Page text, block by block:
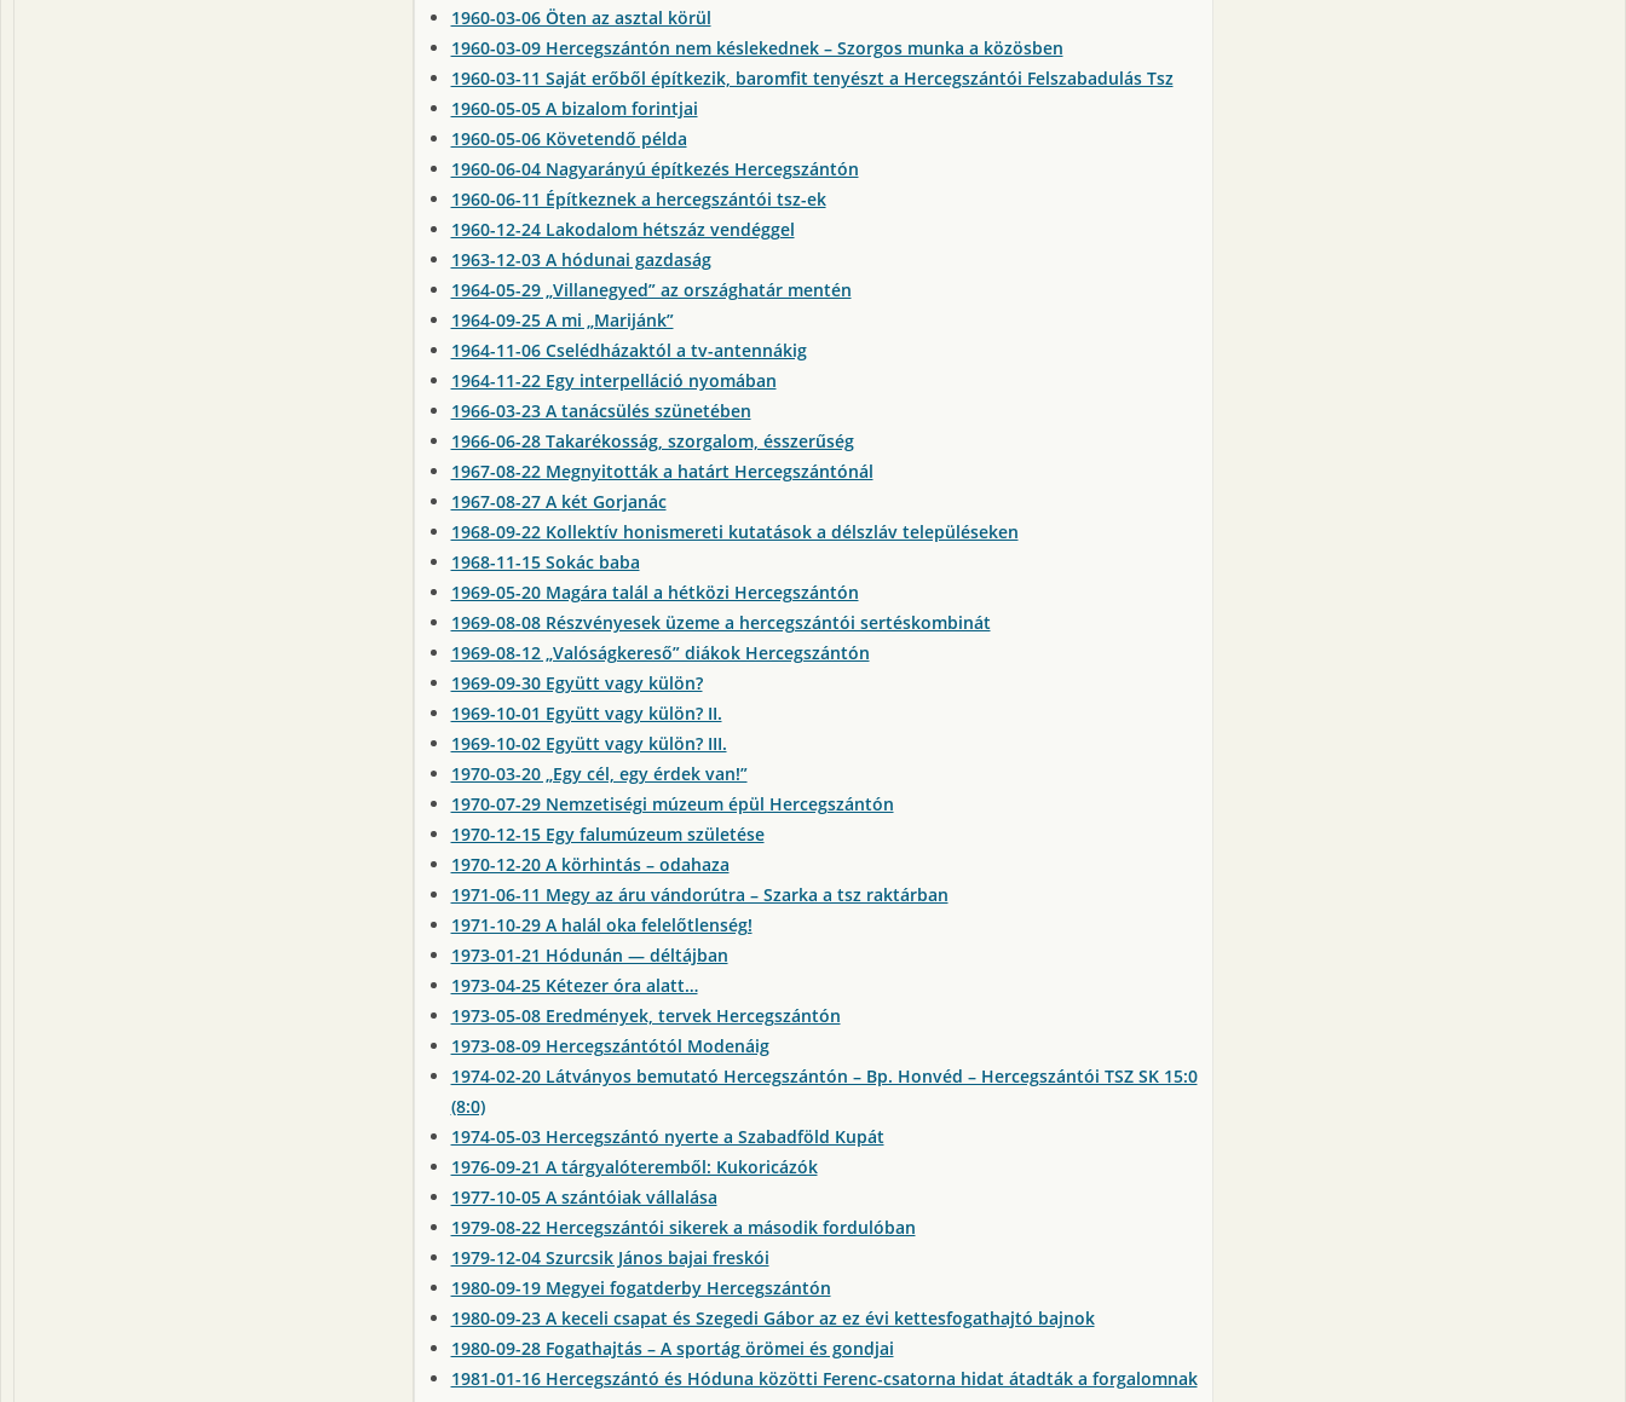
1960-03-06 Öten az asztal körül
1960-03-09 Hercegszántón nem késlekednek – Szorgos munka a közösben
1960-03-11 Saját erőből építkezik, baromfit tenyészt a Hercegszántói Felszabadulás Tsz
1960-05-05 A bizalom forintjai
1960-05-06 Követendő példa
1960-06-04 Nagyarányú építkezés Hercegszántón
1960-06-11 Építkeznek a hercegszántói tsz-ek
1960-12-24 Lakodalom hétszáz vendéggel
1963-12-03 A hódunai gazdaság
1964-05-29 „Villanegyed” az országhatár mentén
1964-09-25 A mi „Marijánk”
1964-11-06 Cselédházaktól a tv-antennákig
1964-11-22 Egy interpelláció nyomában
1966-03-23 A tanácsülés szünetében
1966-06-28 Takarékosság, szorgalom, ésszerűség
1967-08-22 Megnyitották a határt Hercegszántónál
1967-08-27 A két Gorjanác
1968-09-22 Kollektív honismereti kutatások a délszláv településeken
1968-11-15 Sokác baba
1969-05-20 Magára talál a hétközi Hercegszántón
1969-08-08 Részvényesek üzeme a hercegszántói sertéskombinát
1969-08-12 „Valóságkereső” diákok Hercegszántón
1969-09-30 Együtt vagy külön?
1969-10-01 Együtt vagy külön? II.
1969-10-02 Együtt vagy külön? III.
1970-03-20 „Egy cél, egy érdek van!”
1970-07-29 Nemzetiségi múzeum épül Hercegszántón
1970-12-15 Egy falumúzeum születése
1970-12-20 A körhintás – odahaza
1971-06-11 Megy az áru vándorútra – Szarka a tsz raktárban
1971-10-29 A halál oka felelőtlenség!
1973-01-21 Hódunán — déltájban
1973-04-25 Kétezer óra alatt…
1973-05-08 Eredmények, tervek Hercegszántón
1973-08-09 Hercegszántótól Modenáig
1974-02-20 Látványos bemutató Hercegszántón – Bp. Honvéd – Hercegszántói TSZ SK 15:0
(8:0)
1974-05-03 Hercegszántó nyerte a Szabadföld Kupát
1976-09-21 A tárgyalóteremből: Kukoricázók
1977-10-05 A szántóiak vállalása
1979-08-22 Hercegszántói sikerek a második fordulóban
1979-12-04 Szurcsik János bajai freskói
1980-09-19 Megyei fogatderby Hercegszántón
1980-09-23 A keceli csapat és Szegedi Gábor az ez évi kettesfogathajtó bajnok
1980-09-28 Fogathajtás – A sportág örömei és gondjai
1981-01-16 Hercegszántó és Hóduna közötti Ferenc-csatorna hidat átadták a forgalomnak